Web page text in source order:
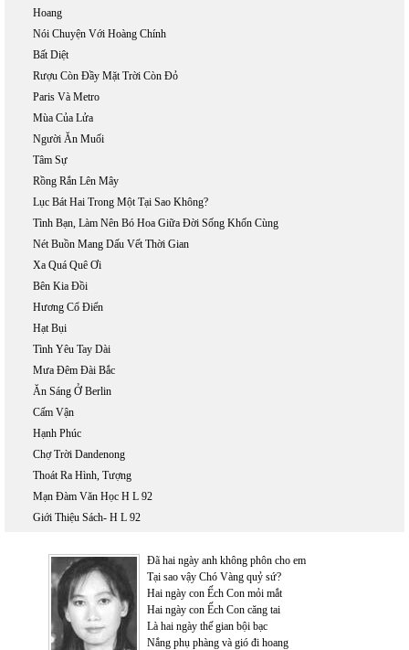
Hoang
Nói Chuyện Với Hoàng Chính
Bất Diệt
Rượu Còn Đầy Mặt Trời Còn Đỏ
Paris Và Metro
Mùa Của Lửa
Người Ăn Muối
Tâm Sự
Rồng Rắn Lên Mây
Lục Bát Hai Trong Một Tại Sao Không?
Tình Bạn, Làm Nên Bó Hoa Giữa Đời Sống Khốn Cùng
Nét Buồn Mang Dấu Vết Thời Gian
Xa Quá Quê Ơi
Bên Kia Đồi
Hương Cổ Điển
Hạt Bụi
Tình Yêu Tay Dài
Mưa Đêm Đài Bắc
Ăn Sáng Ở Berlin
Cấm Vận
Hạnh Phúc
Chợ Trời Dandenong
Thoát Ra Hình, Tượng
Mạn Đàm Văn Học H L 92
Giới Thiệu Sách- H L 92
Đã hai ngày anh không phôn cho em
Tại sao vậy Chó Vàng quỷ sứ?
Hai ngày con Ếch Con mỏi mắt
Hai ngày con Ếch Con căng tai
Là hai ngày thế gian bội bạc
Nắng phụ phàng và gió đi hoang